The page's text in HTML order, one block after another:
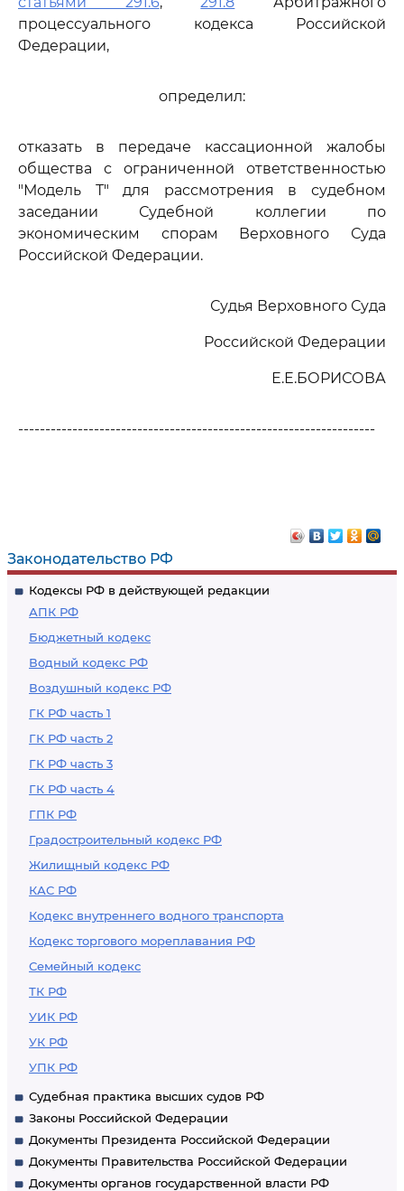
Законодательство РФ
Кодексы РФ в действующей редакции
АПК РФ
Бюджетный кодекс
Водный кодекс РФ
Воздушный кодекс РФ
ГК РФ часть 1
ГК РФ часть 2
ГК РФ часть 3
ГК РФ часть 4
ГПК РФ
Градостроительный кодекс РФ
Жилищный кодекс РФ
КАС РФ
Кодекс внутреннего водного транспорта
Кодекс торгового мореплавания РФ
Семейный кодекс
ТК РФ
УИК РФ
УК РФ
УПК РФ
Судебная практика высших судов РФ
Законы Российской Федерации
Документы Президента Российской Федерации
Документы Правительства Российской Федерации
Документы органов государственной власти РФ
процессуального кодекса Российской
Федерации,
определил:
отказать в передаче кассационной жалобы
общества с ограниченной ответственностью
"Модель Т" для рассмотрения в судебном
заседании Судебной коллегии по
экономическим спорам Верховного Суда
Российской Федерации.
Судья Верховного Суда
Российской Федерации
Е.Е.БОРИСОВА
------------------------------------------------------------------